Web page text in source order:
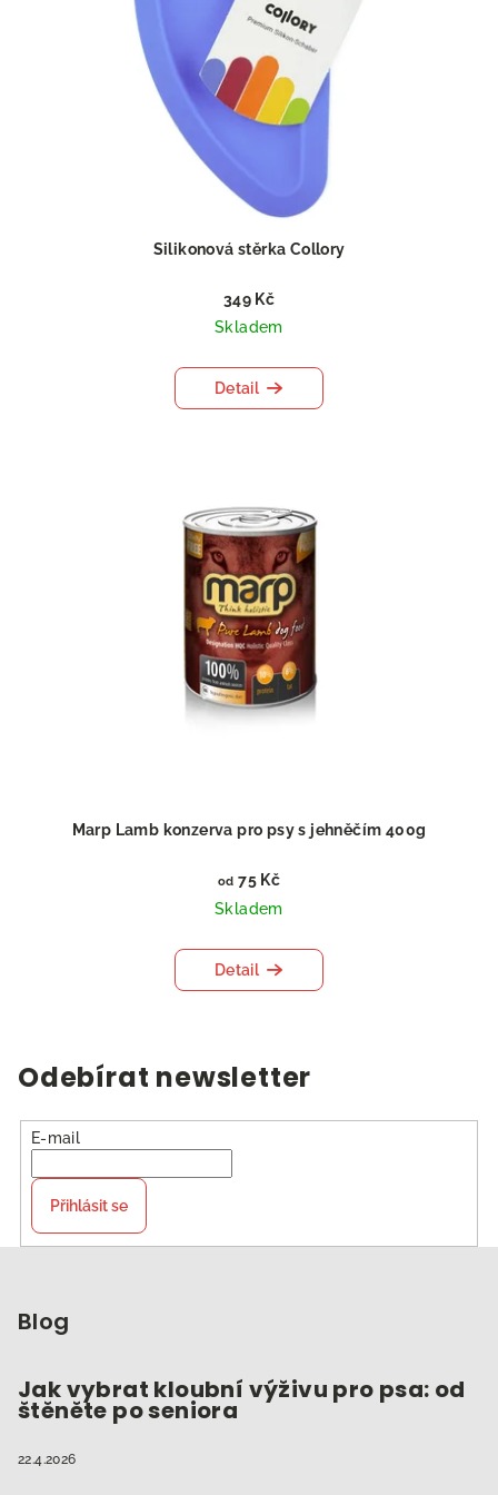
Silikonová stěrka Collory
349 Kč
Skladem
Detail
Marp Lamb konzerva pro psy s jehněčím 400g
od 75 Kč
Skladem
Detail
Odebírat newsletter
E-mail
Přihlásit se
Blog
Jak vybrat kloubní výživu pro psa: od
štěněte po seniora
22.4.2026